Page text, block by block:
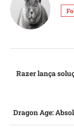
Razer lança
Dragon Age: